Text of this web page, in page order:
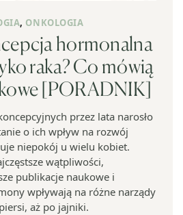
, ONKOLOGIA
hormonalna
raka? Co mówią
[PORADNIK]
przez lata narosło
o ich wpływ na rozwój
niepokój u wielu kobiet.
wątpliwości,
publikacje naukowe i
wpływają na różne narządy
aż po jajniki.